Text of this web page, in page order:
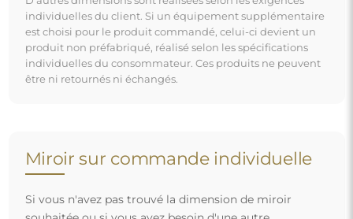
invitons à envoyer votre demande accompagnée du
projet à l'adresse e-mail :boutique@alfaram.fr.
Livraison gratuite et transport sécurisé
Vous n’avez pas à vous soucier du transport – nous nous
occupons de faire en sorte que le miroir que vous avez